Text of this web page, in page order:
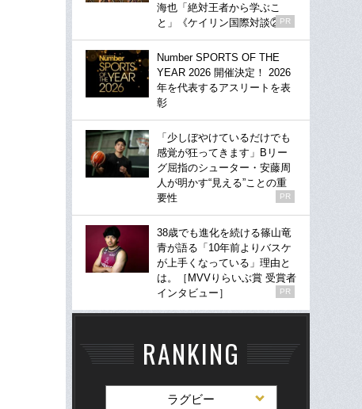
海也「絶対王者から学ぶこ
と」《ケイリン国際対談②》
PR
Number SPORTS OF THE
YEAR 2026 開催決定！ 2026
年を代表するアスリートを表
彰
「少しぼやけているだけでも
感覚が狂ってきます」Bリー
グ屈指のシューター・安藤周
人が明かす“見える”ことの重
要性
PR
38歳でも進化を続ける篠山竜
青が語る「10年前よりバスケ
が上手くなっている」理由と
は。［MVVりらいぶ賞 受賞者
インタビュー］
PR
RANKING
ラグビー